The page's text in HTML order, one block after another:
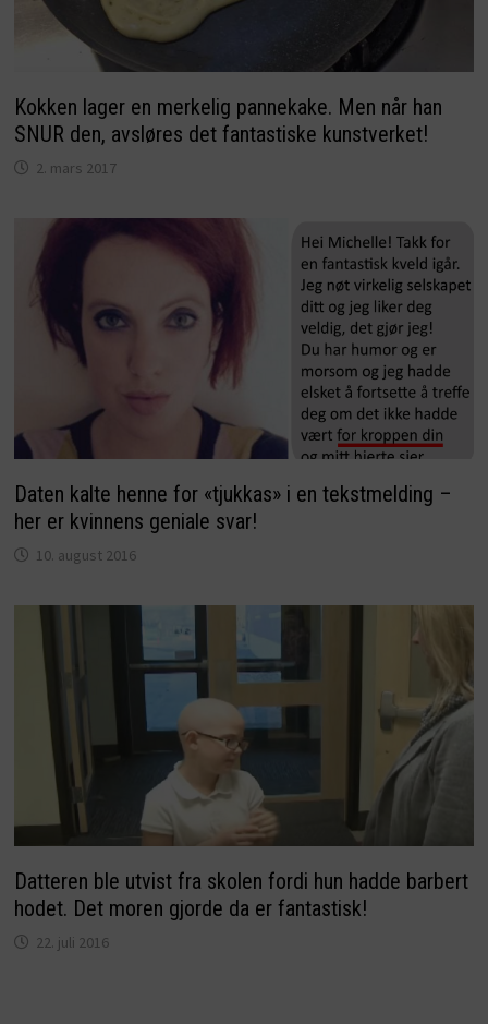
Kokken lager en merkelig pannekake. Men når han
SNUR den, avsløres det fantastiske kunstverket!
2. mars 2017
Daten kalte henne for «tjukkas» i en tekstmelding –
her er kvinnens geniale svar!
10. august 2016
Datteren ble utvist fra skolen fordi hun hadde barbert
hodet. Det moren gjorde da er fantastisk!
22. juli 2016